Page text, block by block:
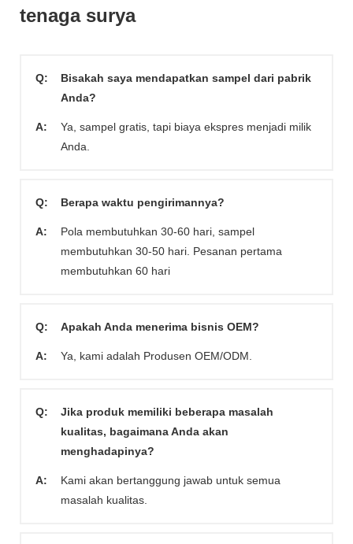
tenaga surya
Q:
Bisakah saya mendapatkan sampel dari pabrik
Anda?
A:
Ya, sampel gratis, tapi biaya ekspres menjadi milik
Anda.
Q: Berapa waktu pengirimannya?
A:
Pola membutuhkan 30-60 hari, sampel
membutuhkan 30-50 hari. Pesanan pertama
membutuhkan 60 hari
Q: Apakah Anda menerima bisnis OEM?
A: Ya, kami adalah Produsen OEM/ODM.
Q:
Jika produk memiliki beberapa masalah
kualitas, bagaimana Anda akan
menghadapinya?
A:
Kami akan bertanggung jawab untuk semua
masalah kualitas.